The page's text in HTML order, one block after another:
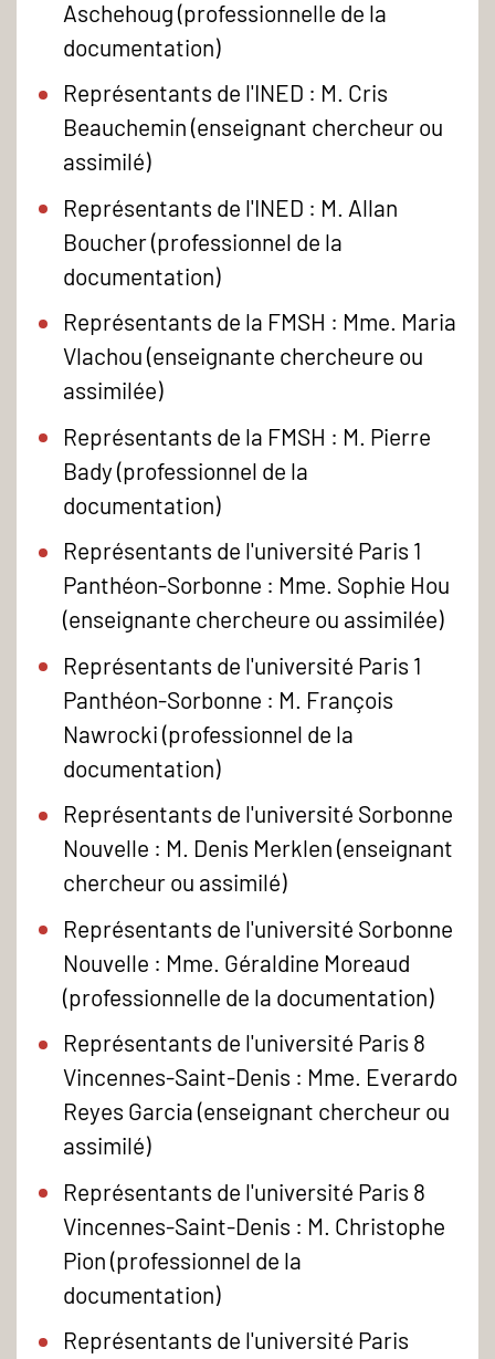
Aschehoug (professionnelle de la
documentation)
Représentants de l'INED : M. Cris
Beauchemin (enseignant chercheur ou
assimilé)
Représentants de l'INED : M. Allan
Boucher (professionnel de la
documentation)
Représentants de la FMSH : Mme. Maria
Vlachou (enseignante chercheure ou
assimilée)
Représentants de la FMSH : M. Pierre
Bady (professionnel de la
documentation)
Représentants de l'université Paris 1
Panthéon-Sorbonne : Mme. Sophie Hou
(enseignante chercheure ou assimilée)
Représentants de l'université Paris 1
Panthéon-Sorbonne : M. François
Nawrocki (professionnel de la
documentation)
Représentants de l'université Sorbonne
Nouvelle : M. Denis Merklen (enseignant
chercheur ou assimilé)
Représentants de l'université Sorbonne
Nouvelle : Mme. Géraldine Moreaud
(professionnelle de la documentation)
Représentants de l'université Paris 8
Vincennes-Saint-Denis : Mme. Everardo
Reyes Garcia (enseignant chercheur ou
assimilé)
Représentants de l'université Paris 8
Vincennes-Saint-Denis : M. Christophe
Pion (professionnel de la
documentation)
Représentants de l'université Paris